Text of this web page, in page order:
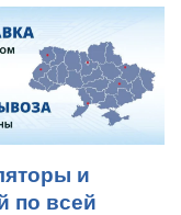
и
по всей